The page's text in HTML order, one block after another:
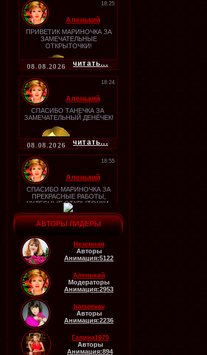
18:25
Аленький
ПРИВЕТИК МАРИНОЧКА ЗА
ЗАМЕЧАТЕЛЬНЫЕ
ОТКРЫТОЧКИ!
08.08.2026 читать...
18:24
Аленький
СПАСИБО ТАНЕЧКА ЗА
ЗАМЕЧАТЕЛЬНЫЙ ДЕНЁЧЕК!
08.08.2026 читать...
18:55
Аленький
СПАСИБО МАРИНОЧКА ЗА
ПРЕКРАСНЫЕ РАБОТЫ,
ЧУДЕСНЫЕ ОТКРЫТОЧКИ
06.08.2026 читать...
Аленький
СПАСИБО СВЕТОЧКА ЗА
НЕЗАБЫВАЕМЫЕ
ВЫХОДНЫЕ ОНИ ТАКИМИ У
МЕНЯ И БУДУТ УЖЕ
06.08.2026
18:52
Аленький
СПАСИБО ЗА ХОРОШИЙ
АВТОРЫ ЛИДЕРЫ
Неземная
Авторы
Анимация:5122
Аленький
Модераторы
Анимация:2953
harseevav
Авторы
Анимация:2236
Галина1979
Авторы
Анимация:894